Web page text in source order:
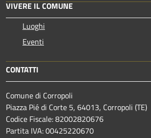
VIVERE IL COMUNE
Luoghi
Eventi
CONTATTI
Comune di Corropoli
Piazza Pié di Corte 5, 64013, Corropoli (TE)
Codice Fiscale: 82002820676
Partita IVA: 00425220670